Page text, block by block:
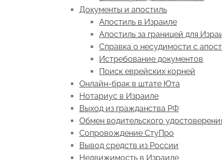
Документы и апостиль
Апостиль в Израиле
Апостиль за границей для
Справка о несудимости с
Истребование документов
Поиск еврейских корней
Онлайн-брак в штате Юта
Нотариус в Израиле
Выход из гражданства РФ
Обмен водительского
Сопровождение СтуПро
Вывод средств из России
Недвижимость в Израиле